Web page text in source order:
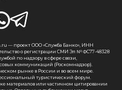
— проект ООО «Служба Банко», ИНН
о регистрации СМИ Эл № ФС77-48328
по надзору в сфере связи,
коммуникаций (Роскомнадзор).
рынке в России и во всем мире.
туристический форум.
материалов или частичном цитировании